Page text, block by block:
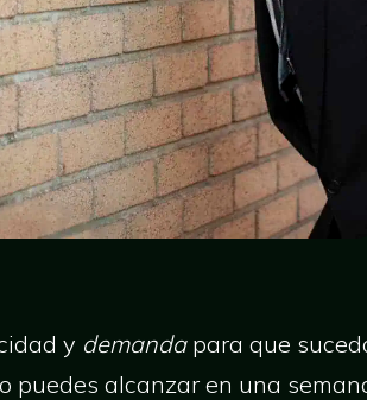
y demandapara que
puedes alcanzar en una